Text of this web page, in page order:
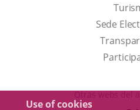
Use of cookies
Sede
Otras webs del